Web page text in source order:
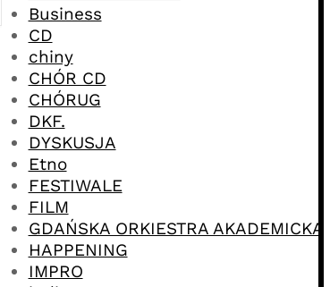
Business
CD
chiny
CHÓR CD
CHÓRUG
DKF.
DYSKUSJA
Etno
FESTIWALE
FILM
GDAŃSKA ORKIESTRA AKADEMICKA
HAPPENING
IMPRO